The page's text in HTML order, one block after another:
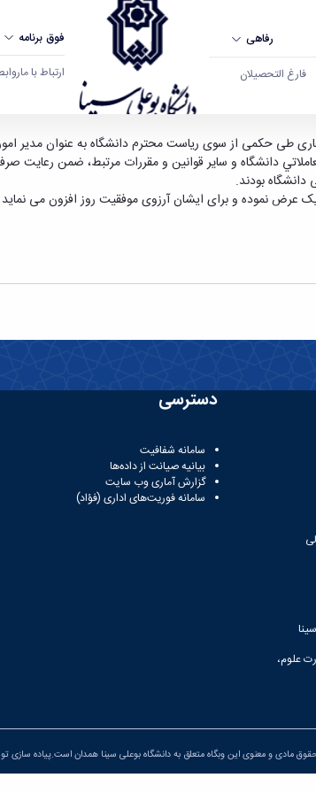
رفاهی
فارغ التحصیلان
فوق برنامه
ارتباط با ما
همدان
طی حکمی از سوی ریاست محترم دانشگاه به عنوان مدیر
دانشگاه و ساير قوانين و مقررات مرتبط، ضمن رعايت
بودند.
عرض نموده و برای ایشان آرزوی موفقیت روز افزون می نماید
علوم،
دسترسی
سامانه شفافیت
بیانیه صیانت از داده‌ها
گزارش آماری وب‌ سایت
سامانه فوریت‌های اداری (فؤاد)
مادی و معنوی این وبگاه متعلق به دانشگاه بوعلی سینا همدان است.پیاده سازی